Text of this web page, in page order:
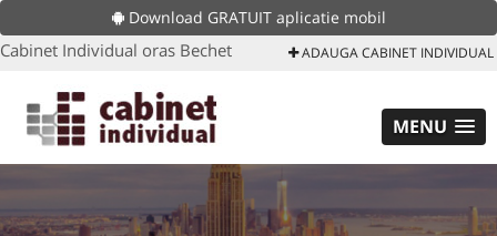
Download GRATUIT aplicatie mobil
Cabinet Individual oras Bechet ADAUGA CABINET INDIVIDUAL
MENU